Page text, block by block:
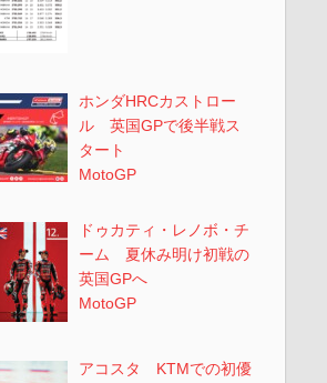
ホンダHRCカストロー
ル 英国GPで後半戦ス
タート
MotoGP
ドゥカティ・レノボ・チ
ーム 夏休み明け初戦の
英国GPへ
MotoGP
アコスタ KTMでの初優